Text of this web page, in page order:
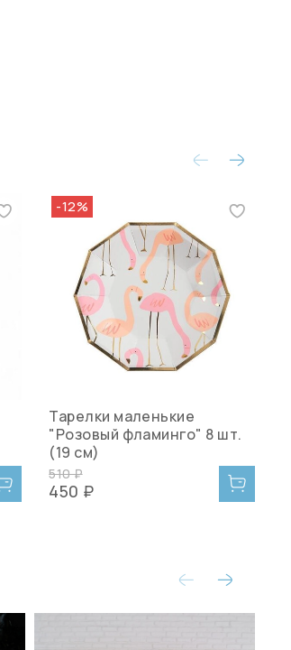
-12%
Тарелки маленькие
"Розовый фламинго" 8 шт.
(19 см)
510 ₽
450 ₽